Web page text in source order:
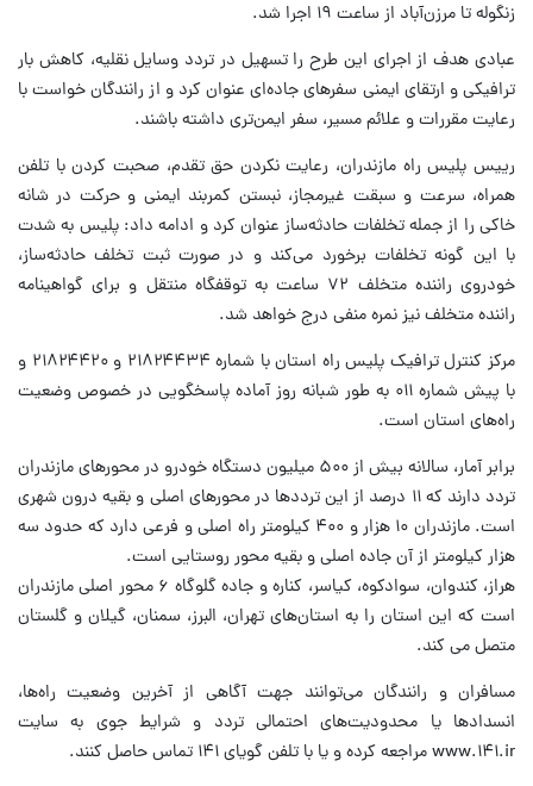
زنگوله تا مرزن‌آباد از ساعت ۱۹ اجرا شد.
عبادی هدف از اجرای این طرح را تسهیل در تردد وسایل نقلیه، کاهش بار
ترافیکی و ارتقای ایمنی سفرهای جاده‌ای عنوان کرد و از رانندگان خواست با
رعایت مقررات و علائم مسیر، سفر ایمن‌تری داشته باشند.
رییس پلیس راه مازندران، رعایت نکردن حق تقدم، صحبت کردن با تلفن
همراه، سرعت و سبقت غیرمجاز، نبستن کمربند ایمنی و حرکت در شانه
خاکی را از جمله تخلفات حادثه‌ساز عنوان کرد و ادامه داد: پلیس به‌ شدت
با این گونه تخلفات برخورد می‌کند و در صورت ثبت تخلف حادثه‌ساز،
خودروی راننده متخلف ۷۲ ساعت به توقفگاه منتقل و برای گواهینامه
راننده متخلف نیز نمره منفی درج خواهد شد.
مرکز کنترل ترافیک پلیس راه استان با شماره ۲۱۸۲۴۴۳۴ و ۲۱۸۲۴۴۲۰ و
با پیش شماره ۰۱۱ به طور شبانه روز آماده پاسخگویی در خصوص وضعیت
راه‌های استان است.
برابر آمار، سالانه بیش از ۵۰۰ میلیون دستگاه خودرو در محورهای مازندران
تردد دارند که ۱۱ درصد از این ترددها در محورهای اصلی و بقیه درون شهری
است. مازندران ۱۰ هزار و ۴۰۰ کیلومتر راه اصلی و فرعی دارد که حدود سه
هزار کیلومتر از آن جاده اصلی و بقیه محور روستایی است.
هراز، کندوان، سوادکوه، کیاسر، کناره و جاده گلوگاه ۶ محور اصلی مازندران
است که این استان را به استان‌های تهران، البرز، سمنان، گیلان و گلستان
متصل می کند.
مسافران و رانندگان می‌توانند جهت آگاهی از آخرین وضعیت راه‌ها،
انسدادها یا محدودیت‌های احتمالی تردد و شرایط جوی به سایت
www.۱۴۱.ir مراجعه کرده و یا با تلفن گویای ۱۴۱ تماس حاصل کنند.